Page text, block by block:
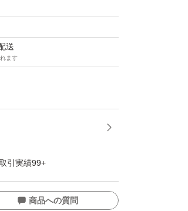
送
ます
引実績99+
商品への質問